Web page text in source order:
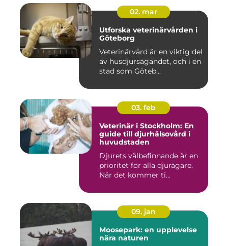
02. mar
Utforska veterinärvården i
Göteborg
Veterinärvård är en viktig del
av husdjursägandet, och i en
stad som Göteb...
03. feb
Veterinär i Stockholm: En
guide till djurhälsovård i
huvudstaden
Djurets välbefinnande är en
prioritet för alla djurägare.
När det kommer ti...
09. jan
Moosepark: en upplevelse
nära naturen